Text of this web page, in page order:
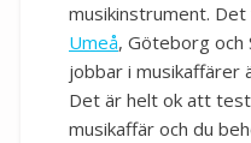
musikinstrument.
Umeå, Göteborg och
jobbar i musikaffärer
Det är helt ok att
musikaffär och du